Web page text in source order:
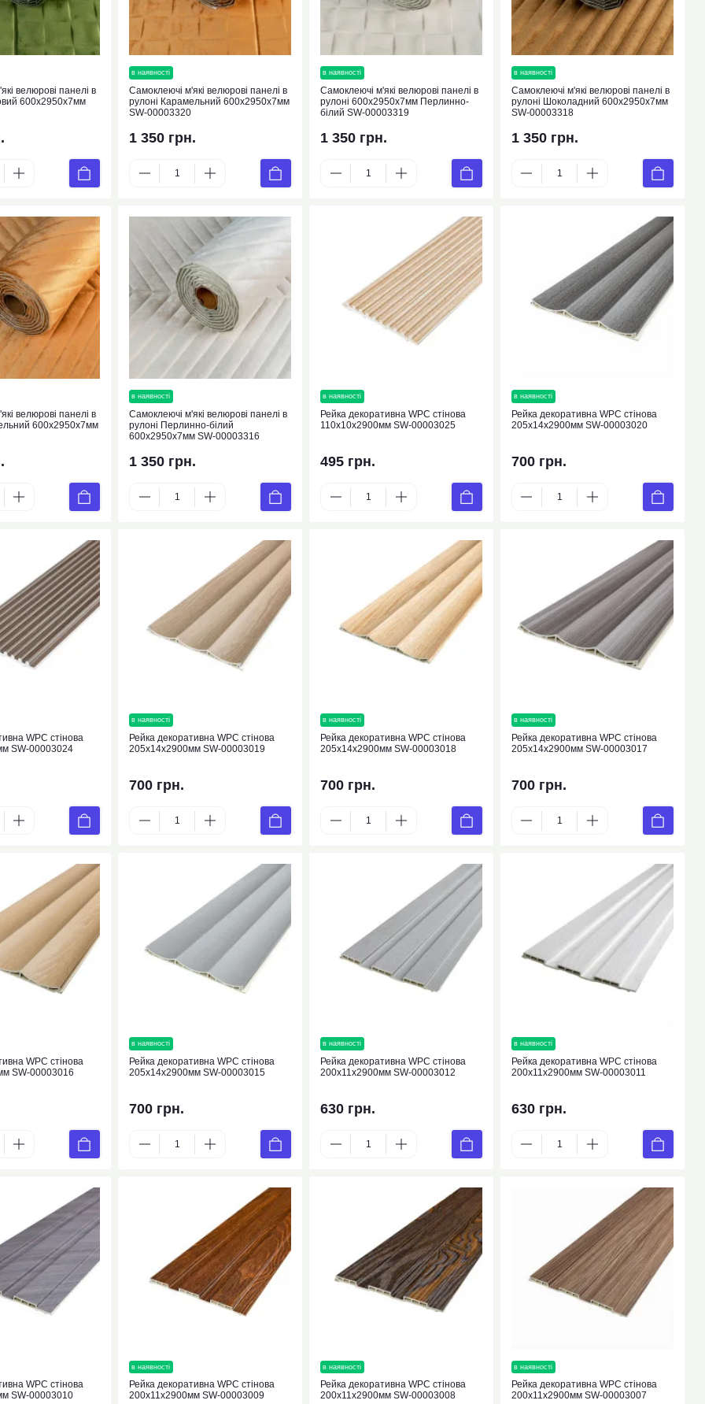
велюрові панелі в
600х2950х7мм
в наявності
Самоклеючі м'які велюрові панелі в
рулоні Карамельний 600х2950х7мм
SW-00003320
1 350 грн.
в наявності
Самоклеючі м'які велюрові панелі в
рулоні 600х2950х7мм Перлинно-
білий SW-00003319
1 350 грн.
в наявності
Самоклеючі м'які велюрові панелі в
рулоні Шоколадний 600х2950х7мм
SW-00003318
1 350 грн.
велюрові панелі в
600х2950х7мм
в наявності
Самоклеючі м'які велюрові панелі в
рулоні Перлинно-білий
600х2950х7мм SW-00003316
1 350 грн.
в наявності
Рейка декоративна WPC стінова
110х10х2900мм SW-00003025
495 грн.
в наявності
Рейка декоративна WPC стінова
205х14х2900мм SW-00003020
700 грн.
WPC стінова
SW-00003024
в наявності
Рейка декоративна WPC стінова
205х14х2900мм SW-00003019
700 грн.
в наявності
Рейка декоративна WPC стінова
205х14х2900мм SW-00003018
700 грн.
в наявності
Рейка декоративна WPC стінова
205х14х2900мм SW-00003017
700 грн.
WPC стінова
SW-00003016
в наявності
Рейка декоративна WPC стінова
205х14х2900мм SW-00003015
700 грн.
в наявності
Рейка декоративна WPC стінова
200х11х2900мм SW-00003012
630 грн.
в наявності
Рейка декоративна WPC стінова
200х11х2900мм SW-00003011
630 грн.
WPC стінова
SW-00003010
в наявності
Рейка декоративна WPC стінова
200х11х2900мм SW-00003009
в наявності
Рейка декоративна WPC стінова
200х11х2900мм SW-00003008
в наявності
Рейка декоративна WPC стінова
200х11х2900мм SW-00003007